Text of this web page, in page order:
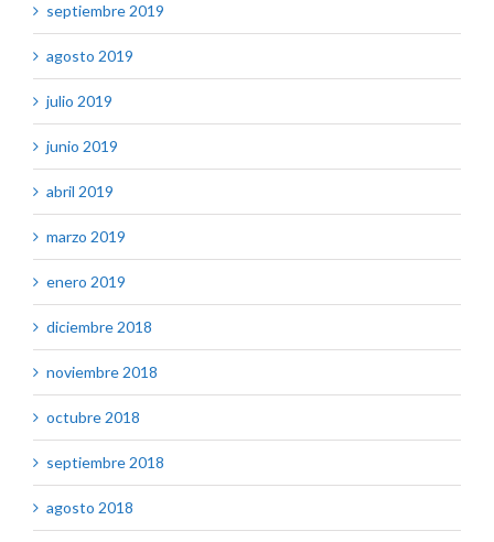
septiembre 2019
agosto 2019
julio 2019
junio 2019
abril 2019
marzo 2019
enero 2019
diciembre 2018
noviembre 2018
octubre 2018
septiembre 2018
agosto 2018